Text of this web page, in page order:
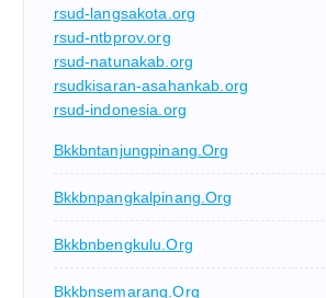
rsud-langsakota.org
rsud-ntbprov.org
rsud-natunakab.org
rsudkisaran-asahankab.org
rsud-indonesia.org
Bkkbntanjungpinang.org
Bkkbnpangkalpinang.org
Bkkbnbengkulu.org
Bkkbnsemarang.org